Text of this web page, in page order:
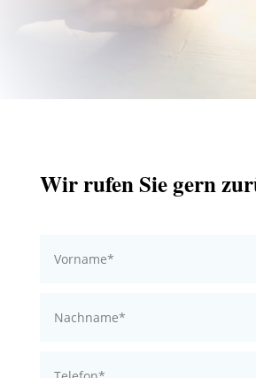
Wir rufen Sie gern